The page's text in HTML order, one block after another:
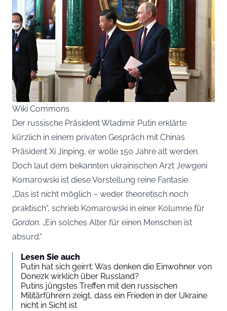
Wiki Commons
Der russische Präsident Wladimir Putin erklärte
kürzlich in einem privaten Gespräch mit Chinas
Präsident Xi Jinping, er wolle 150 Jahre alt werden.
Doch laut dem bekannten ukrainischen Arzt Jewgeni
Komarowski ist diese Vorstellung reine Fantasie.
„Das ist nicht möglich – weder theoretisch noch
praktisch“, schrieb Komarowski in einer Kolumne für
Gordon. „Ein solches Alter für einen Menschen ist
absurd.“
Lesen Sie auch
Putin hat sich geirrt: Was denken die Einwohner von
Donezk wirklich über Russland?
Putins jüngstes Treffen mit den russischen
Militärführern zeigt, dass ein Frieden in der Ukraine
nicht in Sicht ist